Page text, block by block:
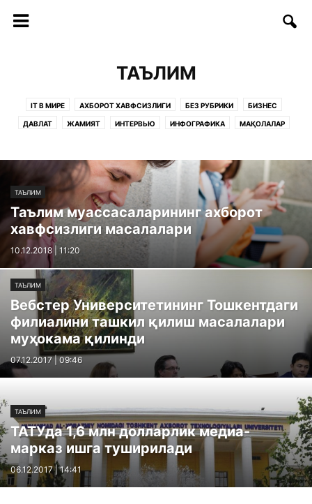
ТАЪЛИМ
IT В МИРЕ АХБОРОТ ХАВФСИЗЛИГИ БЕЗ РУБРИКИ БИЗНЕС
ДАВЛАТ ЖАМИЯТ ИНТЕРВЬЮ ИНФОГРАФИКА МАҚОЛАЛАР
СТАРТАП СТАТЬИ ТАДБИРЛАР ТАЪЛИМ ТЕЛЕКОММУНИКАЦИЯ
ТЕХНОЛОГИИ ТЕХНОЛОГИЯЛАР ФИКРЛАР
ТАЪЛИМ
Таълим муассасаларининг ахборот
хавфсизлиги масалалари
10.12.2018 | 11:20
ТАЪЛИМ
Вебстер Университетининг Тошкентдаги
филиалини ташкил қилиш масалалари
муҳокама қилинди
07.12.2017 | 09:46
ТАЪЛИМ
ТАТУда 1,6 млн долларлик медиа-
марказ ишга туширилади
06.12.2017 | 14:41